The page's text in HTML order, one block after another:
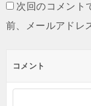
次回のコメント
前、メールアドレ
コメント